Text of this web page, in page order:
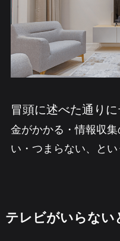
冒頭に述べた通り
金がかかる・情報収
い・つまらない、とい
テレビがいらない